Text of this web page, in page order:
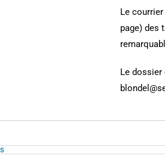
Le
page) des
Le dossier